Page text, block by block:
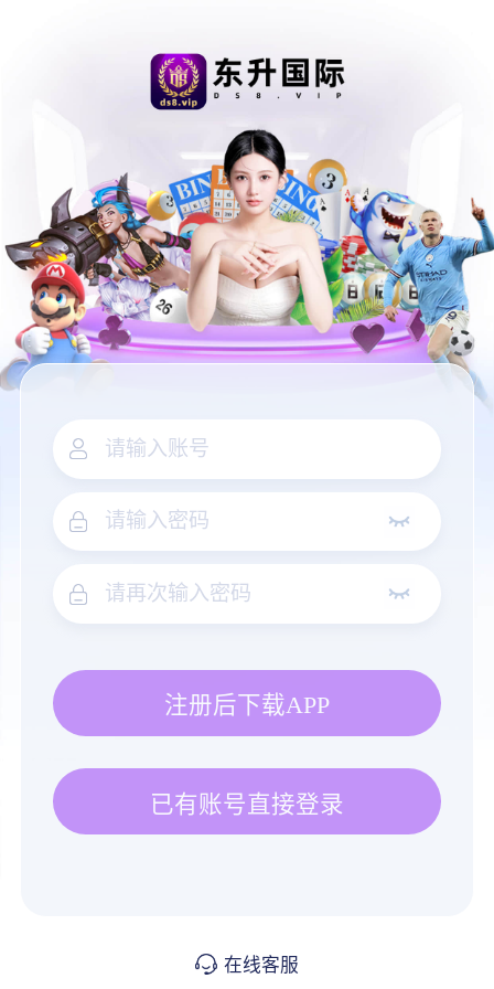
注册后下载APP
已有账号直接登录
在线客服